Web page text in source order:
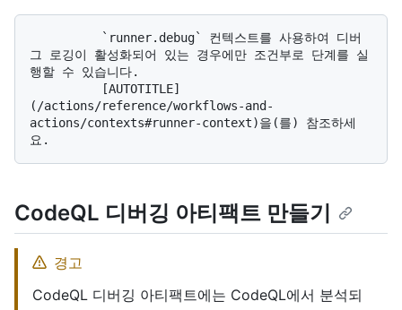
그 로깅이 활성화되어 있는 경우에만 조건부로 단계를 실
행할 수 있습니다.
(/actions/reference/workflows-and-
actions/contexts#runner-context)을(를) 참조하세
CodeQL 디버깅 아티팩트 만들기
경고
CodeQL 디버깅 아티팩트에는 CodeQL에서 분석되